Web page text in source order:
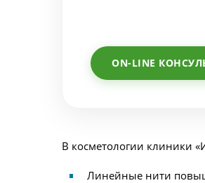
ON-LINE
В косметологии клиники
Линейные нити